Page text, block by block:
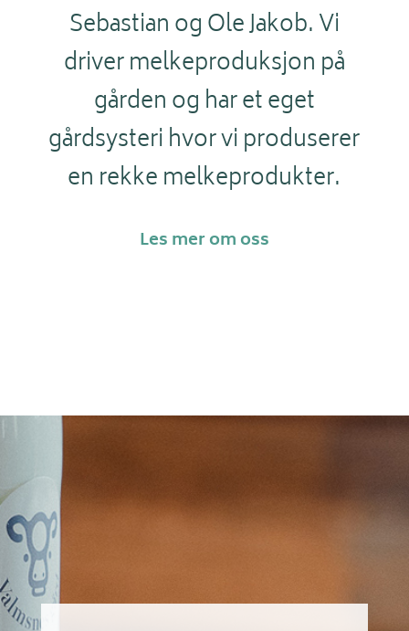
Sebastian og Ole Jakob. Vi
driver melkeproduksjon på
gården og har et eget
gårdsysteri hvor vi produserer
en rekke melkeprodukter.
Les mer om oss